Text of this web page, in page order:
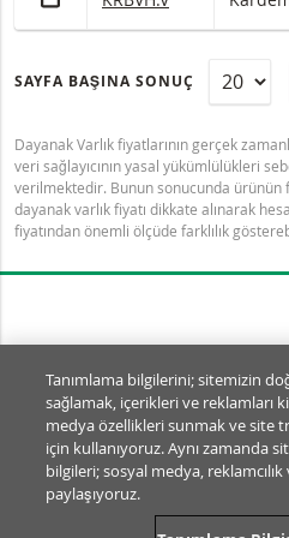
SAYFA BAŞINA SONUÇ
Dayanak Varlık fiyatlarının gerçek
veri sağlayıcının yasal yükümlülükleri
verilmektedir. Bunun sonucunda ürünün
dayanak varlık fiyatı dikkate alınarak
fiyatından önemli ölçüde farklılık
Tanımlama Bilgisi Ayarları
© BNP Paribas Markets
SSSKullanım Şartları
Yasal Dokümanlar ve
Tanımlama bilgilerini; sitemizin
sağlamak, içerikleri ve reklamları
medya özellikleri sunmak ve site
için kullanıyoruz. Aynı zamanda
bilgileri; sosyal medya,
paylaşıyoruz.